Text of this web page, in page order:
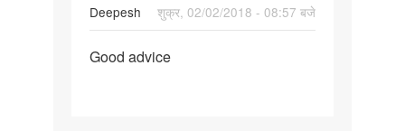
Deepesh
शुक्र, 02/02/2018 - 08:57 बजे
Good
Good advice